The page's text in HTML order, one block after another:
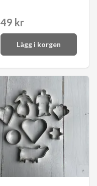
49 kr
Lägg i korgen